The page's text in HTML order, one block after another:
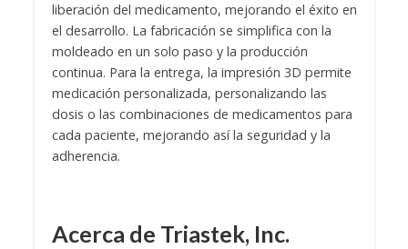
liberación del medicamento, mejorando el éxito en
el desarrollo. La fabricación se simplifica con la
moldeado en un solo paso y la producción
continua. Para la entrega, la impresión 3D permite
medicación personalizada, personalizando las
dosis o las combinaciones de medicamentos para
cada paciente, mejorando así la seguridad y la
adherencia.
Acerca de Triastek, Inc.